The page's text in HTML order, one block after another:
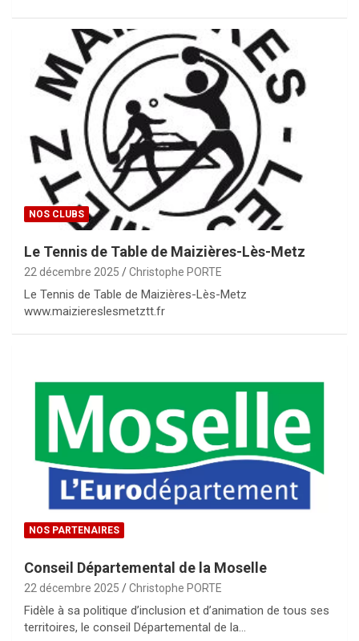
NOS CLUBS
Le Tennis de Table de Maizières-Lès-Metz
22 décembre 2025 Christophe PORTE
Le Tennis de Table de Maizières-Lès-Metz
www.maiziereslesmetztt.fr
NOS PARTENAIRES
Conseil Départemental de la Moselle
22 décembre 2025 Christophe PORTE
Fidèle à sa politique d’inclusion et d’animation de tous ses
territoires, le conseil Départemental de la…